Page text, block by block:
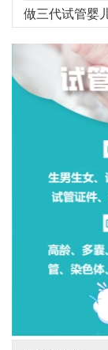
管？
要考虑什么问
给你解释清楚
做三代试管婴
步步分解